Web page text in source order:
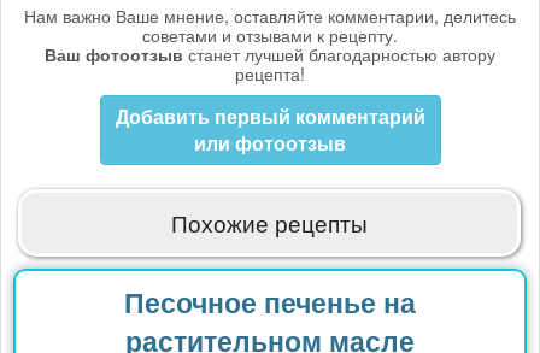
Нам важно Ваше мнение, оставляйте комментарии, делитесь
советами и отзывами к рецепту.
Ваш фотоотзыв станет лучшей благодарностью автору
рецепта!
Добавить первый комментарий
или фотоотзыв
Похожие рецепты
Песочное печенье на
растительном масле